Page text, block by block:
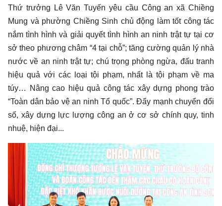
Thứ trưởng Lê Văn Tuyến yêu cầu Công an xã Chiềng
Mung và phường Chiềng Sinh chủ động làm tốt công tác
nắm tình hình và giải quyết tình hình an ninh trật tự tại cơ
sở theo phương châm “4 tại chỗ”; tăng cường quản lý nhà
nước về an ninh trật tự; chú trọng phòng ngừa, đấu tranh
hiệu quả với các loại tội phạm, nhất là tội phạm về ma
túy… Nâng cao hiệu quả công tác xây dựng phong trào
“Toàn dân bảo vệ an ninh Tổ quốc”. Đẩy mạnh chuyển đổi
số, xây dựng lực lượng công an ở cơ sở chính quy, tinh
nhuệ, hiện đại...